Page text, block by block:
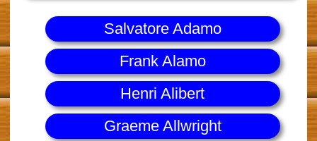
Salvatore Adamo
Frank Alamo
Henri Alibert
Graeme Allwright